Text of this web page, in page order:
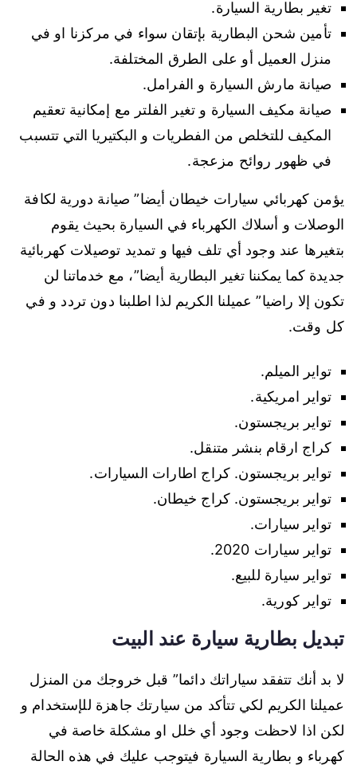
تغير بطارية السيارة.
تأمين شحن البطارية بإتقان سواء في مركزنا او في
منزل العميل أو على الطرق المختلفة.
صيانة مارش السيارة و الفرامل.
صيانة مكيف السيارة و تغير الفلتر مع إمكانية تعقيم
المكيف للتخلص من الفطريات و البكتيريا التي تتسبب
في ظهور روائح مزعجة.
يؤمن كهربائي سيارات خيطان أيضا” صيانة دورية لكافة
الوصلات و أسلاك الكهرباء في السيارة بحيث يقوم
بتغيرها عند وجود أي تلف فيها و تمديد توصيلات كهربائية
جديدة كما يمكننا تغير البطارية أيضا”، مع خدماتنا لن
تكون إلا راضيا” عميلنا الكريم لذا اطلبنا دون تردد و في
كل وقت.
تواير الميلم.
تواير امريكية.
تواير بريجستون.
كراج ارقام بنشر متنقل.
تواير بريجستون. كراج اطارات السيارات.
تواير بريجستون. كراج خيطان.
تواير سيارات.
تواير سيارات 2020.
تواير سيارة للبيع.
تواير كورية.
تبديل بطارية سيارة عند البيت
لا بد أنك تتفقد سياراتك دائما” قبل خروجك من المنزل
عميلنا الكريم لكي تتأكد من سيارتك جاهزة للإستخدام و
لكن اذا لاحظت وجود أي خلل او مشكلة خاصة في
كهرباء و بطارية السيارة فيتوجب عليك في هذه الحالة